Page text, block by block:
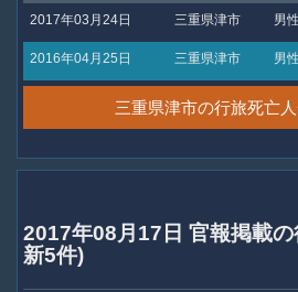
2017年03月24日 三重県津市 男性
2016年04月25日 三重県津市 男性
三重県津市の行旅死亡
2017年08月17日 官報掲載
新5件)